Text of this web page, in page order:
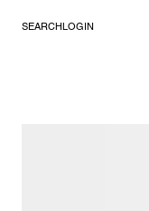
SEARCH LOGIN